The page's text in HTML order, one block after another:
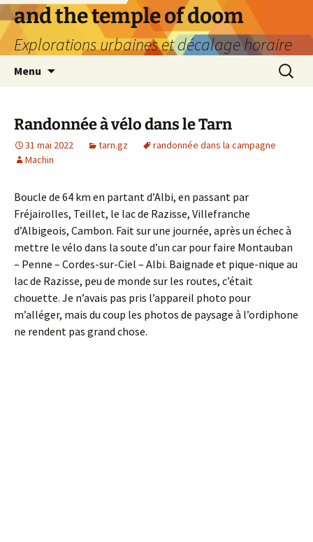
Aller
au
contenu
and the temple of doom
Explorations urbaines et décalage horaire
Menu
Randonnée à vélo dans le Tarn
31 mai 2022 tarn.gz
randonnée dans la campagne
Machin
Boucle de 64 km en partant d’Albi, en passant par
Fréjairolles, Teillet, le lac de Razisse, Villefranche
d’Albigeois, Cambon. Fait sur une journée, après un échec à
mettre le vélo dans la soute d’un car pour faire Montauban
– Penne – Cordes-sur-Ciel – Albi. Baignade et pique-nique au
lac de Razisse, peu de monde sur les routes, c’était
chouette. Je n’avais pas pris l’appareil photo pour
m’alléger, mais du coup les photos de paysage à l’ordiphone
ne rendent pas grand chose.